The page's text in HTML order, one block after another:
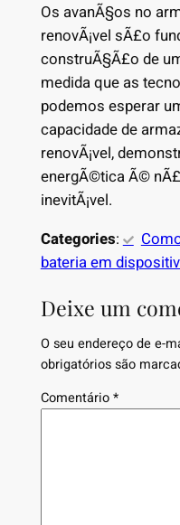
Os avanÃ§os no
renovÃ¡vel sÃ£o
construÃ§Ã£o de
medida que as
podemos esperar
capacidade de
renovÃ¡vel,
energÃ©tica Ã©
inevitÃ¡vel.
Categories:
bateria em
Deixe um
O seu endereço de e-
obrigatórios são
Comentário*